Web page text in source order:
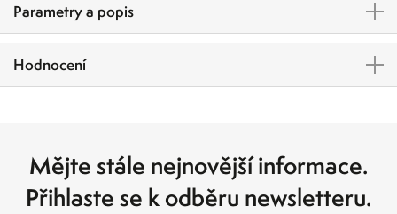
Parametry a popis
Hodnocení
Mějte stále nejnovější informace.
Přihlaste se k odběru newsletteru.